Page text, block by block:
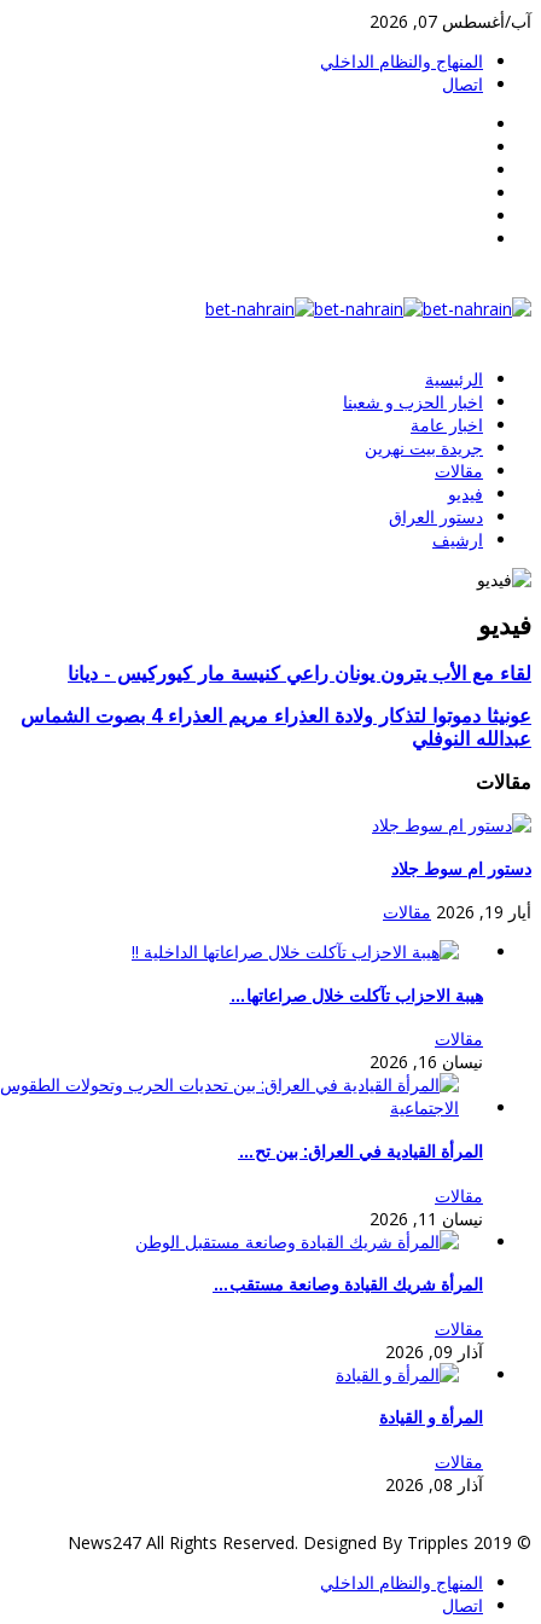
أغسطس 07, 2026
المنهاج والنظام الداخلي
اتصال
الرئيسية
اخبار الحزب و شعبنا
اخبار عامة
جريدة بيت نهرين
مقالات
فيديو
دستور العراق
ارشيف
مع الأب يترون يونان راعي كنيسة مار كيوركيس - ديانا
عونيثا دموتوا لتذكار ولادة العذراء مريم العذراء 4 بصوت الشماس
النوفلي
ام سوط جلاد
19, 2026 مقالات
هيبة الاحزاب تآكلت خلال صراعاتها…
مقالات
نيسان 16, 2026
المرأة القيادية في العراق: بين تح…
مقالات
نيسان 11, 2026
المرأة شريك القيادة وصانعة مستقب…
مقالات
آذار 09, 2026
المرأة و القيادة
مقالات
آذار 08, 2026
© 2019 News247 All Rights
المنهاج والنظام الداخلي
اتصال